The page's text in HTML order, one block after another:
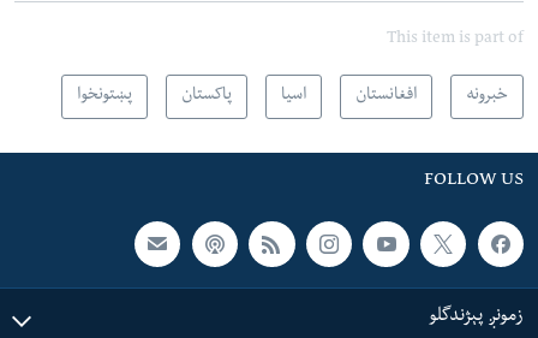
This item is part of
خبرونه افغانستان اسیا پاکستان پښتونخوا
FOLLOW US
زمونږ پېژندگلو